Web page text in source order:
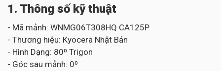
1. Thông số kỹ thuật
- Mã mảnh: WNMG06T308HQ CA125P
- Thương hiệu: Kyocera Nhật Bản
- Hình Dạng: 80⁰ Trigon
- Góc sau mảnh: 0⁰